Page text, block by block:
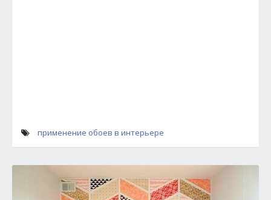
применение обоев в интерьере